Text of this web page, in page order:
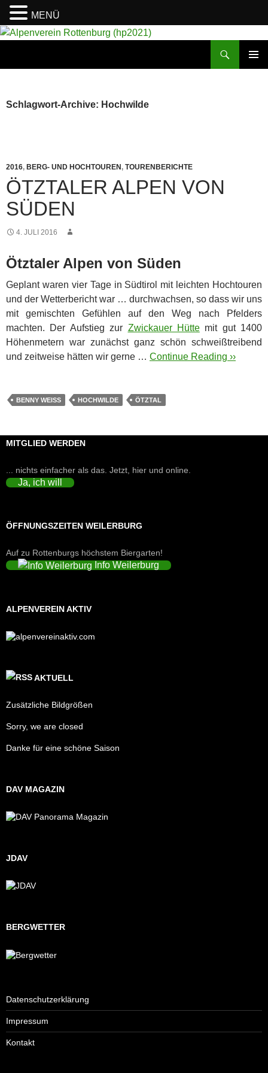
Schlagwort-Archive: Hochwilde
2016, BERG- UND HOCHTOUREN, TOURENBERICHTE
ÖTZTALER ALPEN VON
SÜDEN
4. JULI 2016
Ötztaler Alpen von Süden
Geplant waren vier Tage in Südtirol mit leichten Hochtouren
und der Wetterbericht war … durchwachsen, so dass wir uns
mit gemischten Gefühlen auf den Weg nach Pfelders
machten. Der Aufstieg zur Zwickauer Hüttemit gut 1400
Höhenmetern war zunächst ganz schön schweißtreibend
und zeitweise hätten wir gerne … Continue Reading ››
BENNY WEISS HOCHWILDE ÖTZTAL
MITGLIED WERDEN
... nichts einfacher als das. Jetzt, hier und online.
Ja, ich will
ÖFFNUNGSZEITEN WEILERBURG
Auf zu Rottenburgs höchstem Biergarten!
Info Weilerburg
ALPENVEREIN AKTIV
AKTUELL
Zusätzliche Bildgrößen
Sorry, we are closed
Danke für eine schöne Saison
DAV MAGAZIN
JDAV
BERGWETTER
Datenschutzerklärung
Impressum
Kontakt
MENÜ